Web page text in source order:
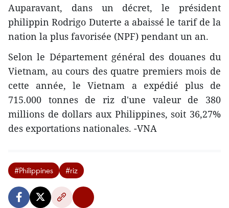
Auparavant, dans un décret, le président
philippin Rodrigo Duterte a abaissé le tarif de la
nation la plus favorisée (NPF) pendant un an.
Selon le Département général des douanes du
Vietnam, au cours des quatre premiers mois de
cette année, le Vietnam a expédié plus de
715.000 tonnes de riz d'une valeur de 380
millions de dollars aux Philippines, soit 36,27%
des exportations nationales. -VNA
#Philippines #riz